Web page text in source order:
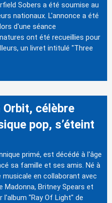
Sobers a été soumise au
nationaux. L'annonce a été
d'une séance
ont été recueillies pour
un livret intitulé "Three
célèbre
pop, s’éteint
primé, est décédé à l'âge
sa famille et ses amis. Né à
en collaborant avec
Britney Spears et
l'album "Ray Of Light" de